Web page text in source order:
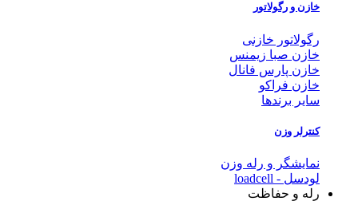
خازن و رگولاتور
رگولاتور خازنی
خازن صبا زیمنس
خازن پارس فانال
خازن فراکو
سایر برندها
کنترلر وزن
نمایشگر و رله وزن
لودسل - loadcell
رله و حفاظت